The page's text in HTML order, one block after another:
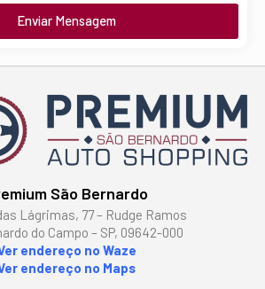
Enviar Mensagem
São Bernardo
Lágrimas, 77 – Rudge Ramos
do Campo – SP, 09642-000
endereço no Waze
endereço no Maps